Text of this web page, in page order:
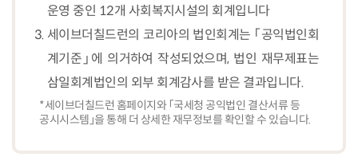
운영 중인 12개 사회복지시설의 회계입니다
세이브더칠드런의 코리아의 법인회계는 「공익법인회
계기준」에 의거하여 작성되었으며, 법인 재무제표는
삼일회계법인의 외부 회계감사를 받은 결과입니다.
*세이브더칠드런 홈페이지와 「국세청 공익법인 결산서류 등
공시시스템」을 통해 더 상세한 재무정보를 확인할 수 있습니다.